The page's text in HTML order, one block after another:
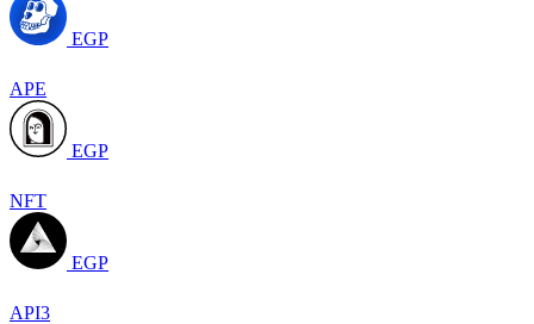
EGP
APE
EGP
NFT
EGP
API3